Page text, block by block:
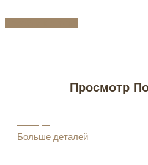
Просмотр
Больше деталей